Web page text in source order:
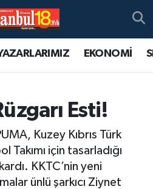
EKONOMİ
Esti!
Kuzey Kıbrıs Türk
için tasarladığı
KKTC’nin yeni
ünlü şarkıcı Ziynet